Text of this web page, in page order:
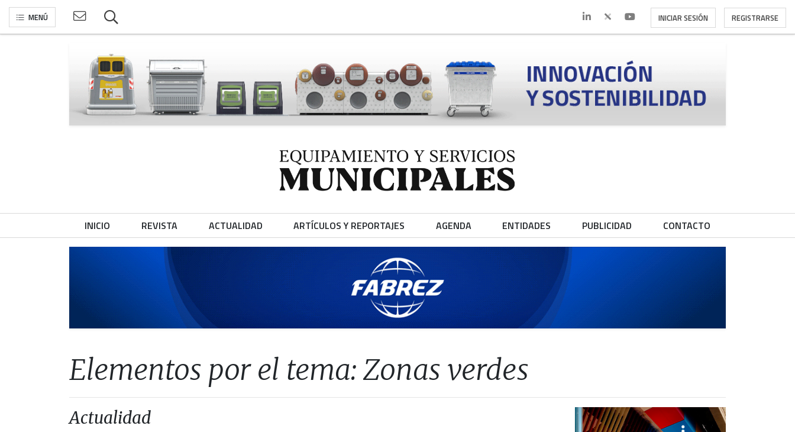
MENÚ INICIAR SESIÓN REGISTRARSE
INICIO REVISTA ACTUALIDAD ARTÍCULOS Y REPORTAJES AGENDA ENTIDADES PUBLICIDAD CONTACTO
Elementos por el tema: Zonas verdes
Actualidad